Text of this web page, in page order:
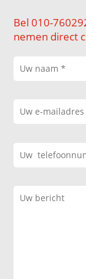
Bel 010-
nemen direct